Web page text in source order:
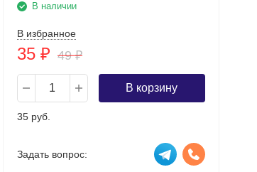
В наличии
В избранное
35 ₽ 49₽
В корзину
35 руб.
Задать вопрос: